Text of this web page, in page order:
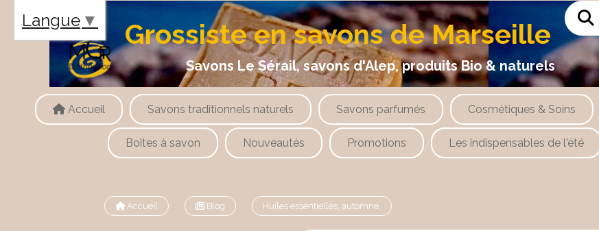
Grossiste en savons de Marseille
Savons Le Sérail, savons d'Alep, produits Bio & naturels
Accueil Savons traditionnels naturels Savons parfumés Cosmétiques & Soins
Boites à savon Nouveautés Promotions Les indispensables de l'été
Accueil Blog Huiles essentielles, automne,
Langue ▼
Panneau de gestion des cookies